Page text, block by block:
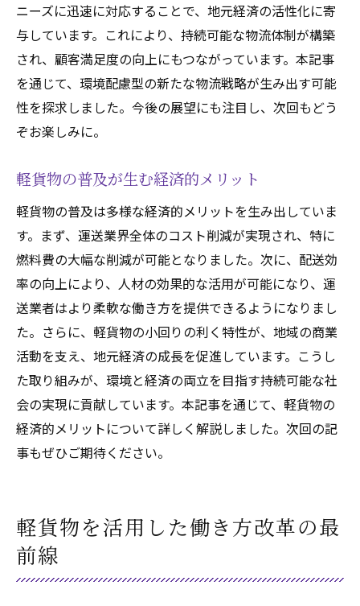
ニーズに迅速に対応することで、地元経済の活性化に寄
与しています。これにより、持続可能な物流体制が構築
され、顧客満足度の向上にもつながっています。本記事
を通じて、環境配慮型の新たな物流戦略が生み出す可能
性を探求しました。今後の展望にも注目し、次回もどう
ぞお楽しみに。
軽貨物の普及が生む経済的メリット
軽貨物の普及は多様な経済的メリットを生み出していま
す。まず、運送業界全体のコスト削減が実現され、特に
燃料費の大幅な削減が可能となりました。次に、配送効
率の向上により、人材の効果的な活用が可能になり、運
送業者はより柔軟な働き方を提供できるようになりまし
た。さらに、軽貨物の小回りの利く特性が、地域の商業
活動を支え、地元経済の成長を促進しています。こうし
た取り組みが、環境と経済の両立を目指す持続可能な社
会の実現に貢献しています。本記事を通じて、軽貨物の
経済的メリットについて詳しく解説しました。次回の記
事もぜひご期待ください。
軽貨物を活用した働き方改革の最
前線